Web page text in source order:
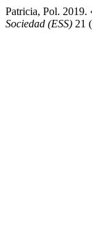
Patricia, Pol. 2019.
Sociedad (ESS) 21